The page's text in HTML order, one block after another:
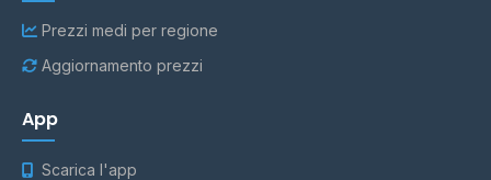
Prezzi medi per regione
Aggiornamento prezzi
App
Scarica l'app